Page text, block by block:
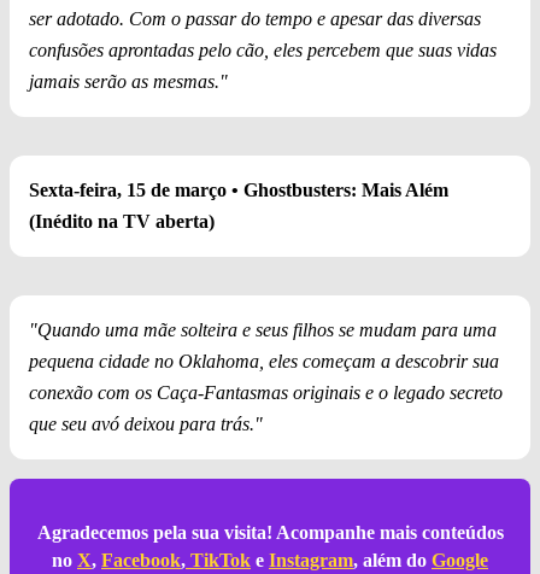
ser adotado. Com o passar do tempo e apesar das diversas
confusões aprontadas pelo cão, eles percebem que suas vidas
jamais serão as mesmas."
Sexta-feira, 15 de março • Ghostbusters: Mais Além
(Inédito na TV aberta)
"Quando uma mãe solteira e seus filhos se mudam para uma
pequena cidade no Oklahoma, eles começam a descobrir sua
conexão com os Caça-Fantasmas originais e o legado secreto
que seu avó deixou para trás."
Agradecemos pela sua visita! Acompanhe mais conteúdos
no X, Facebook, TikTok e Instagram, além do Google